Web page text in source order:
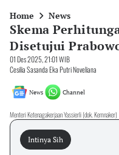
Home News
Skema
Disetujui
01 Des 2025, 21:01 WIB
Cesilia Sasanda Eka Putri Noveliana
News Channel
Menteri Ketenagakerjaan Yassierli (dok. Kemnaker)
Intinya Sih